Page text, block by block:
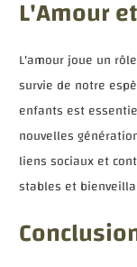
L'Amour
L'amour joue un
survie de notre
enfants est
nouvelles
liens sociaux et
stables et